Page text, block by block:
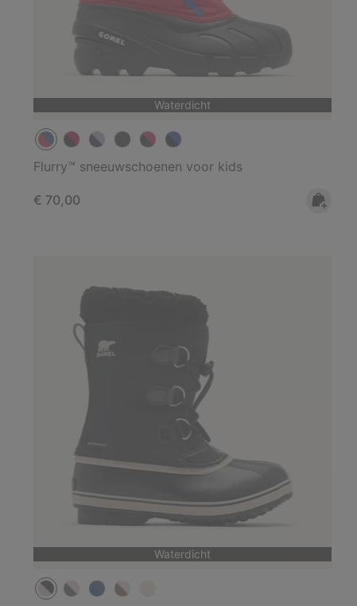
Waterdicht
Flurry™ sneeuwschoenen voor kids
Regular price:
€ 70,00
Waterdicht